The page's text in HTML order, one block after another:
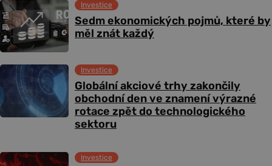
Sedm ekonomických pojmů, které by
měl znát každý
Investice
Globální akciové trhy zakončily
obchodní den ve znamení výrazné
rotace zpět do technologického
sektoru
Investice
Investice